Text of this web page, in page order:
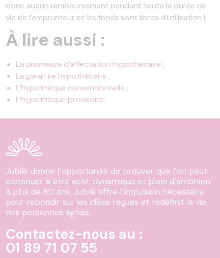
donc aucun remboursement pendant toute la durée de
vie de l’emprunteur et les fonds sont libres d’utilisation !
À lire aussi :
La promesse d’affectation hypothécaire ;
La garantie hypothécaire ;
L’hypothèque conventionnelle ;
L’hypothèque provisoire.
Jubilé donne l’opportunité de prouver que l’on peut
continuer à être actif, dynamique et plein d’ambition
à plus de 60 ans. Jubilé offre l’impulsion nécessaire
pour rebondir sur les idées reçues et redéfinit la vie
des personnes âgées.
Contactez-nous au :
01 89 71 07 55